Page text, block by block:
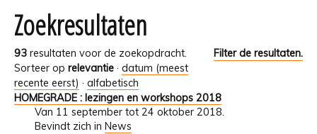
Zoekresultaten
93 resultaten voor de zoekopdracht.
Filter de resultaten.
Sorteer op relevantie · datum (meest
recente eerst) · alfabetisch
HOMEGRADE : lezingen en workshops 2018
Van 11 september tot 24 oktober 2018.
Bevindt zich in News